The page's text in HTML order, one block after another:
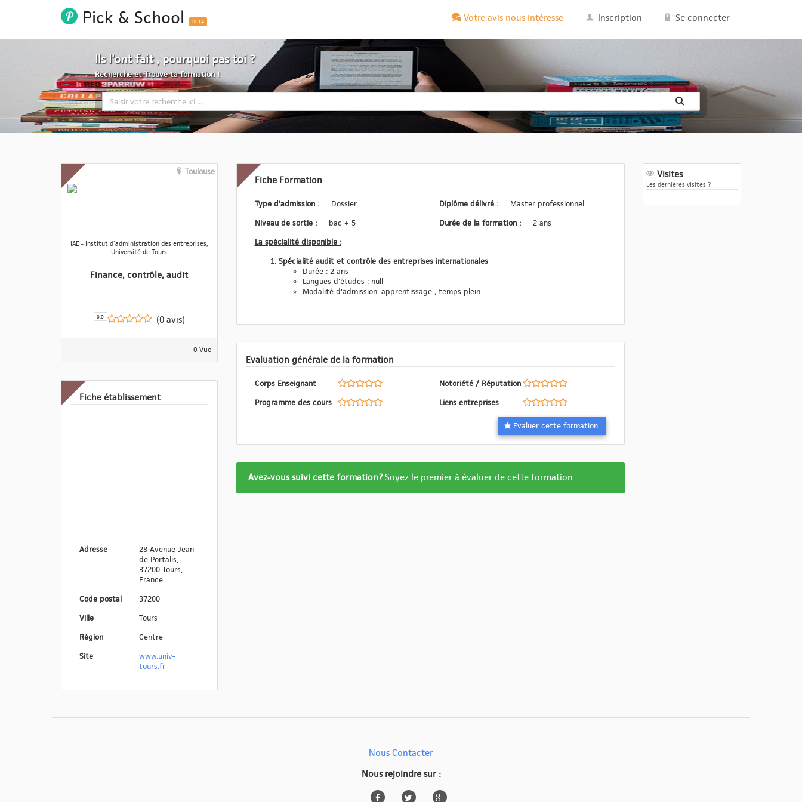
Pick & School BETA Votre avis nous intéresse Inscription Se connecter
Ils l'ont fait , pourquoi pas toi ?
Recherche et Trouve ta formation !
Toulouse
IAE - Institut d'administration des entreprises,
Université de Tours
Finance, contrôle, audit
0.0 (0 avis)
0 Vue
Fiche établissement
Adresse
28 Avenue Jean
de Portalis,
37200 Tours,
France
Code postal
37200
Ville
Tours
Région
Centre
Site
www.univ-
tours.fr
Fiche Formation
Type d'admission :
Dossier
Niveau de sortie :
bac + 5
Diplôme délivré :
Master professionnel
Durée de la formation :
2 ans
La spécialité disponible :
Spécialité audit et contrôle des entreprises internationales
Durée : 2 ans
Langues d'études : null
Modalité d'admission :apprentissage ; temps plein
Evaluation générale de la formation
Corps Enseignant
Programme des cours
Notoriété / Réputation
Liens entreprises
Evaluer cette formation.
Formation
Avez-vous suivi cette formation?Soyez le premier à évaluer de cette formation
Visites
Les dernières visites ?
Nous Contacter
Nous rejoindre sur :